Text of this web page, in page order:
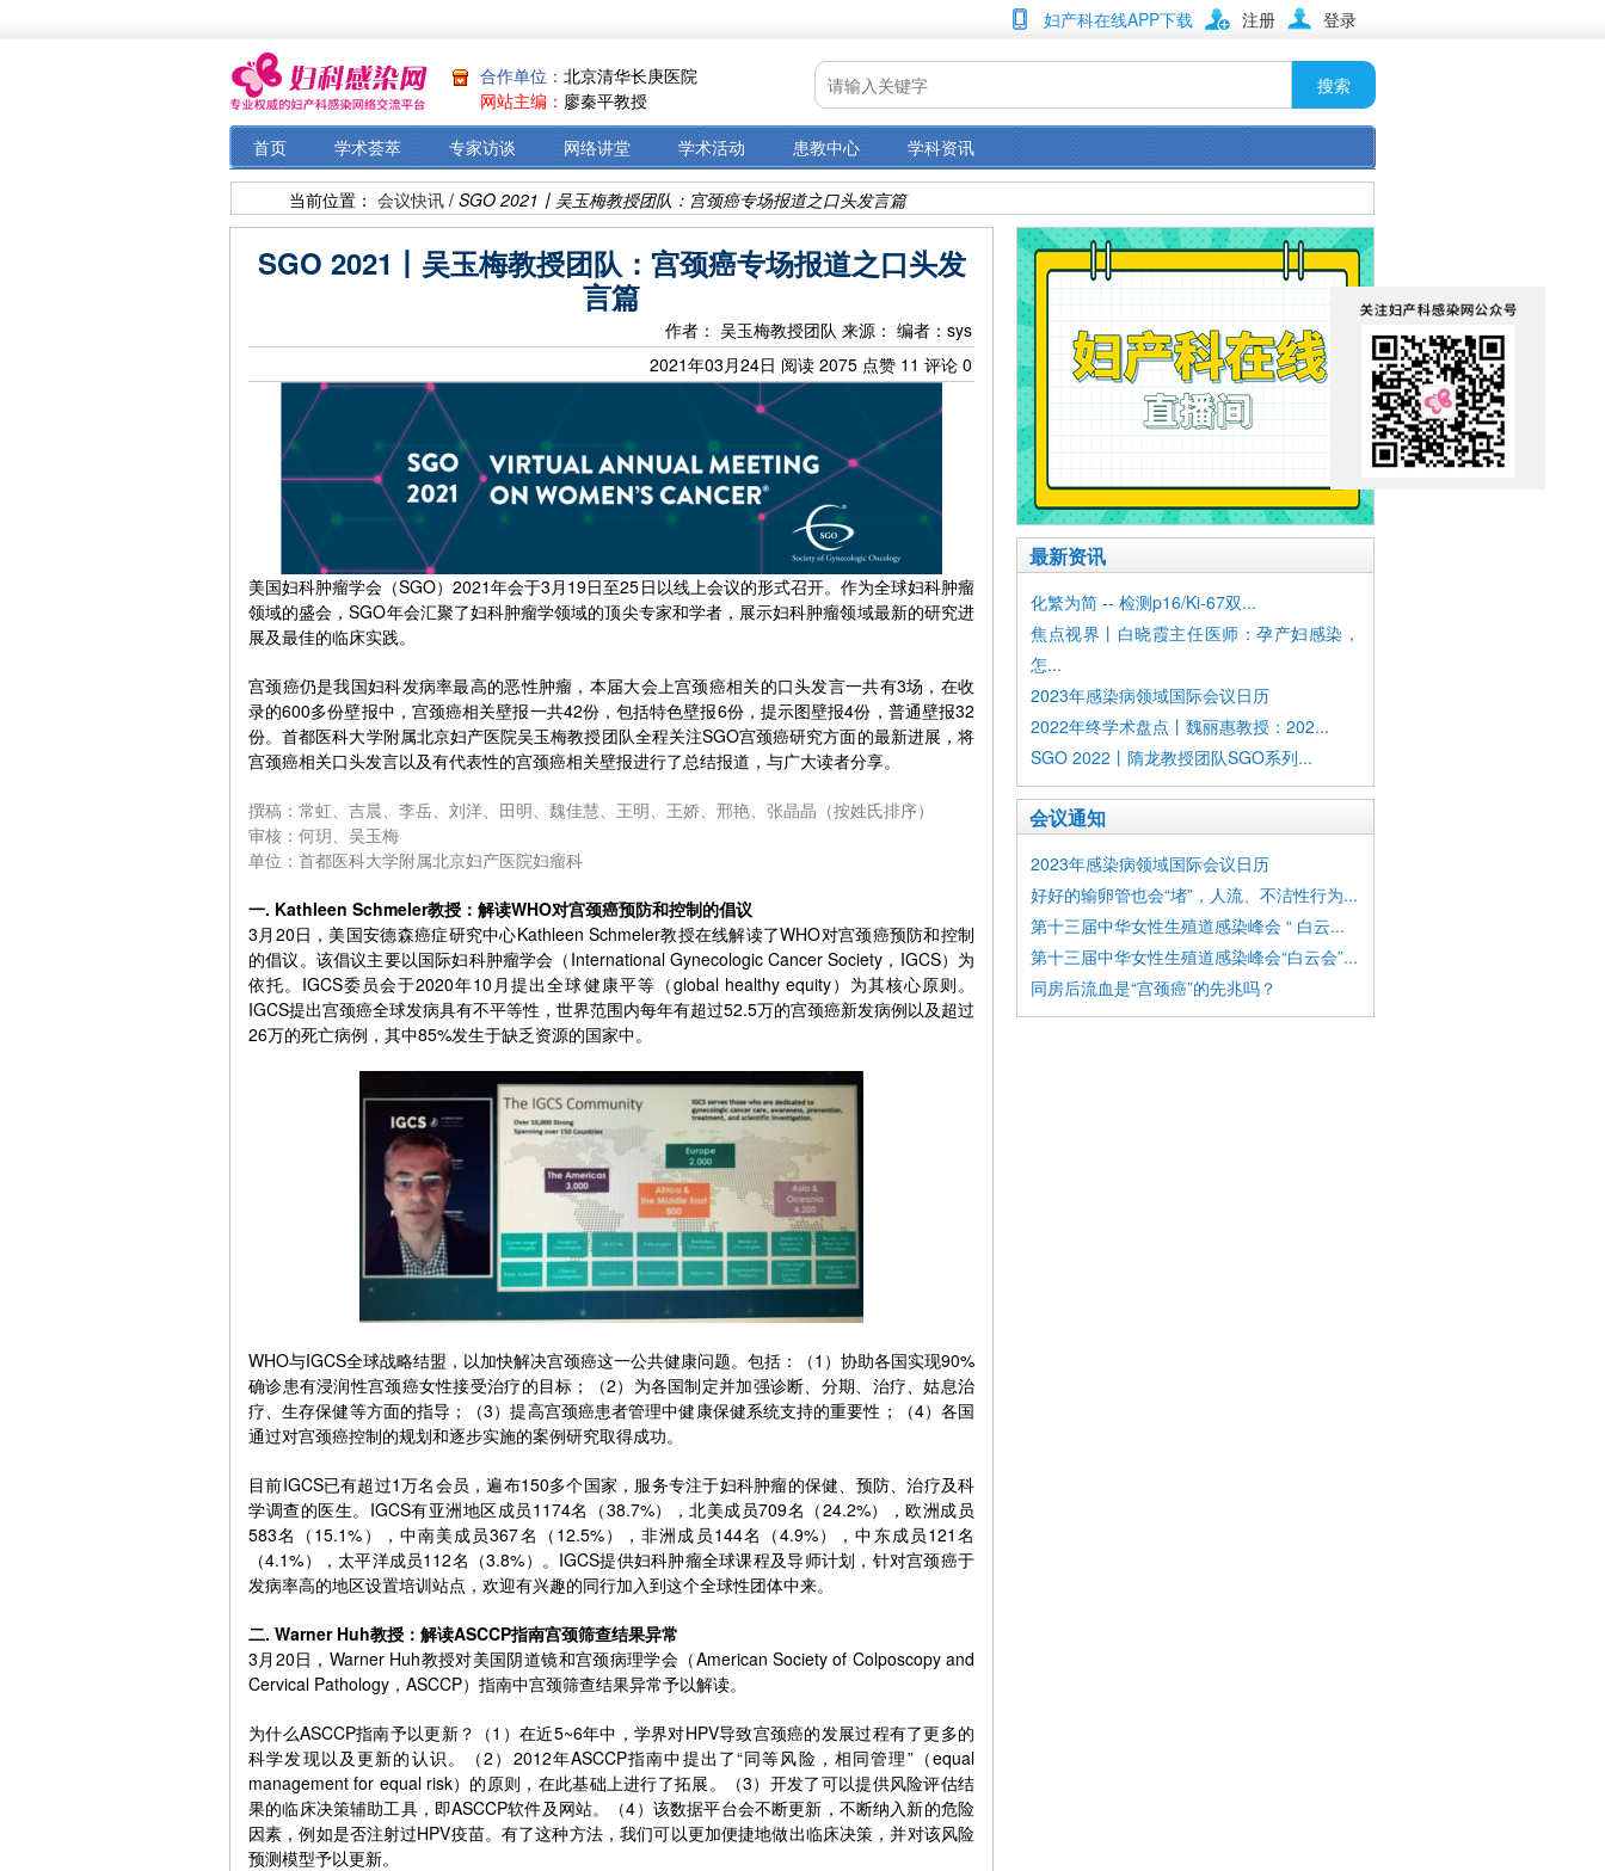
妇产科在线APP下载 注册 登录
合作单位： 北京清华长庚医院
网站主编： 廖秦平教授
搜索
首页 学术荟萃 专家访谈 网络讲堂 学术活动 患教中心 学科资讯
当前位置： 会议快讯 / SGO 2021丨吴玉梅教授团队：宫颈癌专场报道之口头发言篇
SGO 2021丨吴玉梅教授团队：宫颈癌专场报道之口头发
言篇
作者： 吴玉梅教授团队 来源： 编者：sys
2021年03月24日 阅读 2075 点赞 11 评论 0
美国妇科肿瘤学会（SGO）2021年会于3月19日至25日以线上会议的形式召开。作为全球妇科肿瘤
领域的盛会，SGO年会汇聚了妇科肿瘤学领域的顶尖专家和学者，展示妇科肿瘤领域最新的研究进
展及最佳的临床实践。
宫颈癌仍是我国妇科发病率最高的恶性肿瘤，本届大会上宫颈癌相关的口头发言一共有3场，在收
录的600多份壁报中，宫颈癌相关壁报一共42份，包括特色壁报6份，提示图壁报4份，普通壁报32
份。首都医科大学附属北京妇产医院吴玉梅教授团队全程关注SGO宫颈癌研究方面的最新进展，将
宫颈癌相关口头发言以及有代表性的宫颈癌相关壁报进行了总结报道，与广大读者分享。
撰稿：常虹、吉晨、李岳、刘洋、田明、魏佳慧、王明、王娇、邢艳、张晶晶（按姓氏排序）
审核：何玥、吴玉梅
单位：首都医科大学附属北京妇产医院妇瘤科
一. Kathleen Schmeler教授：解读WHO对宫颈癌预防和控制的倡议
3月20日，美国安德森癌症研究中心Kathleen Schmeler教授在线解读了WHO对宫颈癌预防和控制
的倡议。该倡议主要以国际妇科肿瘤学会（International Gynecologic Cancer Society，IGCS）为
依托。IGCS委员会于2020年10月提出全球健康平等（global healthy equity）为其核心原则。
IGCS提出宫颈癌全球发病具有不平等性，世界范围内每年有超过52.5万的宫颈癌新发病例以及超过
26万的死亡病例，其中85%发生于缺乏资源的国家中。
WHO与IGCS全球战略结盟，以加快解决宫颈癌这一公共健康问题。包括：（1）协助各国实现90%
确诊患有浸润性宫颈癌女性接受治疗的目标；（2）为各国制定并加强诊断、分期、治疗、姑息治
疗、生存保健等方面的指导；（3）提高宫颈癌患者管理中健康保健系统支持的重要性；（4）各国
通过对宫颈癌控制的规划和逐步实施的案例研究取得成功。
目前IGCS已有超过1万名会员，遍布150多个国家，服务专注于妇科肿瘤的保健、预防、治疗及科
学调查的医生。IGCS有亚洲地区成员1174名（38.7%），北美成员709名（24.2%），欧洲成员
583名（15.1%），中南美成员367名（12.5%），非洲成员144名（4.9%），中东成员121名
（4.1%），太平洋成员112名（3.8%）。IGCS提供妇科肿瘤全球课程及导师计划，针对宫颈癌于
发病率高的地区设置培训站点，欢迎有兴趣的同行加入到这个全球性团体中来。
二. Warner Huh教授：解读ASCCP指南宫颈筛查结果异常
3月20日，Warner Huh教授对美国阴道镜和宫颈病理学会（American Society of Colposcopy and
Cervical Pathology，ASCCP）指南中宫颈筛查结果异常予以解读。
为什么ASCCP指南予以更新？（1）在近5~6年中，学界对HPV导致宫颈癌的发展过程有了更多的
科学发现以及更新的认识。（2）2012年ASCCP指南中提出了“同等风险，相同管理”（equal
management for equal risk）的原则，在此基础上进行了拓展。（3）开发了可以提供风险评估结
果的临床决策辅助工具，即ASCCP软件及网站。（4）该数据平台会不断更新，不断纳入新的危险
因素，例如是否注射过HPV疫苗。有了这种方法，我们可以更加便捷地做出临床决策，并对该风险
预测模型予以更新。
最新资讯
化繁为简 -- 检测p16/Ki-67双...
焦点视界丨白晓霞主任医师：孕产妇感染，
怎...
2023年感染病领域国际会议日历
2022年终学术盘点丨魏丽惠教授：202...
SGO 2022丨隋龙教授团队SGO系列...
会议通知
2023年感染病领域国际会议日历
好好的输卵管也会“堵”，人流、不洁性行为...
第十三届中华女性生殖道感染峰会 “ 白云...
第十三届中华女性生殖道感染峰会“白云会”...
同房后流血是“宫颈癌”的先兆吗？